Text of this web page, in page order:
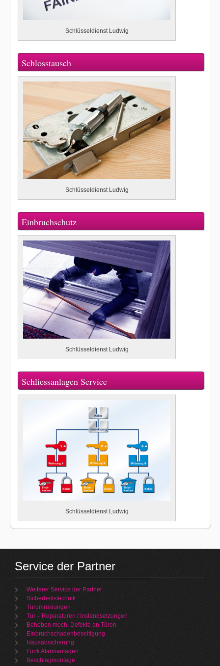
Schlüsseldienst Ludwig
Schlosstausch
Schlüsseldienst Ludwig
Einbruchschutz
Schlüsseldienst Ludwig
Schliessanlagen Service
Schlüsseldienst Ludwig
Service der Partner
Weiterer Service der Partner
Sicherheitstechnik
Türumrüstungen
Tür – Reparaturen / Instandsetzungen
Beheben mech. Defekte an Türen
Einbruchschadenbeseitigung
Hausabsicherung
Funk Alarmanlagen
Beschlagmontage